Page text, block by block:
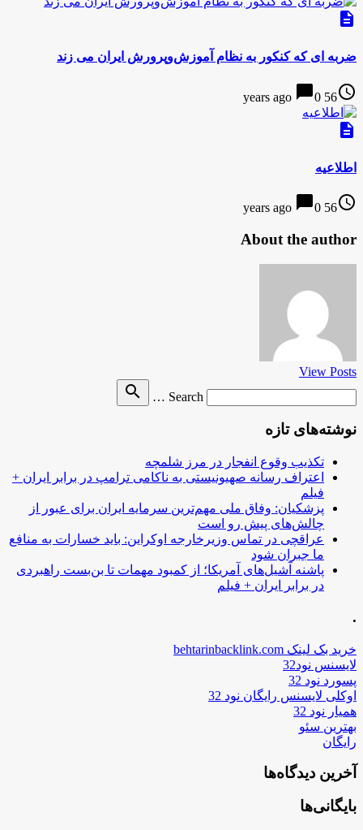
description
ضربه ای که کنکور به نظام آموزش‌وپرورش ایران می زند
access_time
56 years ago
chat_bubble0
description
اطلاعیه
access_time
56 years ago
chat_bubble0
About the author
View Posts
Search …
search
نوشته‌های تازه
تکذیب وقوع انفجار در مرز شلمچه
اعتراف رسانه صهیونیستی به ناکامی ترامپ در برابر ایران +
فیلم
پزشکیان: وفاق ملی مهم‌ترین سرمایه ایران برای عبور از
چالش‌های پیش رو است
عراقچی در تماس وزیرخارجه اوکراین: باید خسارات به منافع
ما جبران شود
پاشنه آشیل‌های آمریکا؛ از کمبود مهمات تا بن‌بست راهبردی
در برابر ایران + فیلم
.
خرید بک لینک behtarinbacklink.com
لایسنس نود32
پسورد نود 32
اوکلی لایسنس رایگان نود 32
همیار نود 32
بهترین سئو
رایگان
آخرین دیدگاه‌ها
بایگانی‌ها